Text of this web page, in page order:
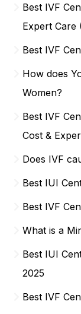
Best IVF
Expert Care
Best IVF
How does
Women?
Best IVF
Cost &
Does IVF
Best IUI
Best IVF
What is a
Best IUI
2025
Best IVF